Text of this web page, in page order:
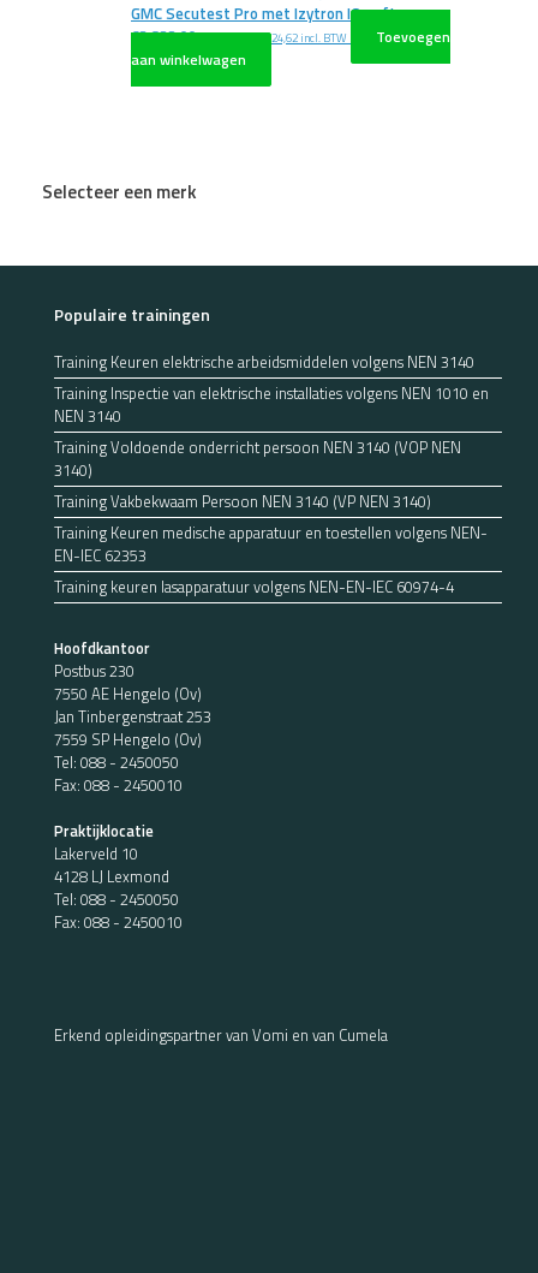
GMC Secutest Pro met Izytron IQ software
€3.822,00 excl. BTW€4.624,62 incl. BTW
Toevoegen
aan winkelwagen
Selecteer een merk
Populaire trainingen
Training Keuren elektrische arbeidsmiddelen volgens NEN 3140
Training Inspectie van elektrische installaties volgens NEN 1010 en
NEN 3140
Training Voldoende onderricht persoon NEN 3140 (VOP NEN
3140)
Training Vakbekwaam Persoon NEN 3140 (VP NEN 3140)
Training Keuren medische apparatuur en toestellen volgens NEN-
EN-IEC 62353
Training keuren lasapparatuur volgens NEN-EN-IEC 60974-4
Hoofdkantoor
Postbus 230
7550 AE Hengelo (Ov)
Jan Tinbergenstraat 253
7559 SP Hengelo (Ov)
Tel: 088 - 2450050
Fax: 088 - 2450010
Praktijklocatie
Lakerveld 10
4128 LJ Lexmond
Tel: 088 - 2450050
Fax: 088 - 2450010
Erkend opleidingspartner van Vomi en van Cumela